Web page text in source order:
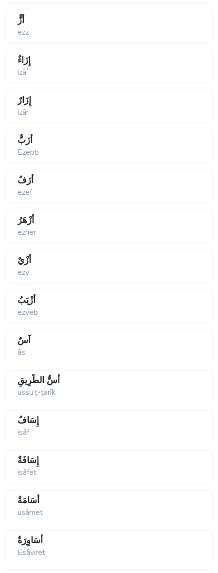
أَزٌّ
ezz
إِزَاءٌ
izâ΄
إِزَارٌ
izâr
أَزَبُّ
Ezebb
أَزَفٌ
ezef
أَزْهَرُ
ezher
أَزْيٌ
ezy
أَزْيَبُ
ezyeb
آسٌ
âs
أُسُّ الطَّرِيقِ
ussu’ṯ-ṯarîḵ
إِسَافٌ
isâf
إِسَافَةٌ
isâfet
أُسَامَةُ
usâmet
أَسَاوِرَةٌ
Esâviret